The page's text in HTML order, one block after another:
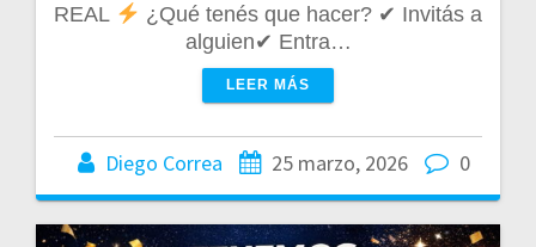
REAL
¿Qué tenés que hacer? ✔ Invitás a
alguien✔ Entra…
LEER MÁS
Diego Correa 25 marzo, 2026 0